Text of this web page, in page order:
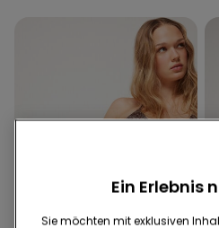
Ein Erlebnis
Sie möchten mit exklusiven